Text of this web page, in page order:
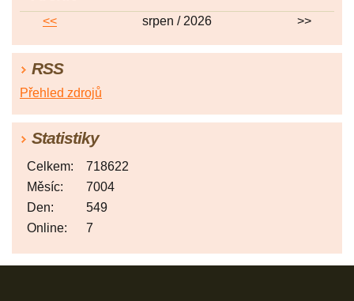
<< srpen / 2026 >>
RSS
Přehled zdrojů
Statistiky
Online: 7
Celkem:
718622
Měsíc:
7004
Den:
549